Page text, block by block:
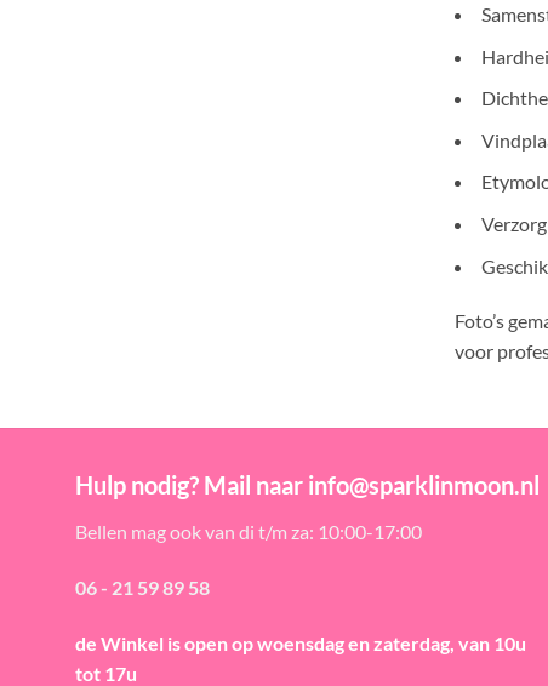
Foto’s
voor
Hulp nodig? Mail naar info@sparklinmoon.nl
Bellen mag ook van di t/m za: 10:00-17:00
06 - 21 59 89 58
de Winkel is openop woensdag en zaterdag, van 10u
tot 17u